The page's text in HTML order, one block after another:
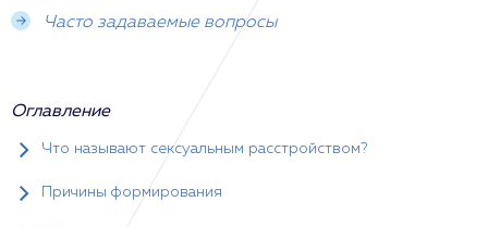
Часто задаваемые вопросы
Оглавление
Что называют сексуальным расстройством?
Причины формирования